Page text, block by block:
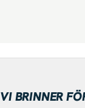
VI BRINNER